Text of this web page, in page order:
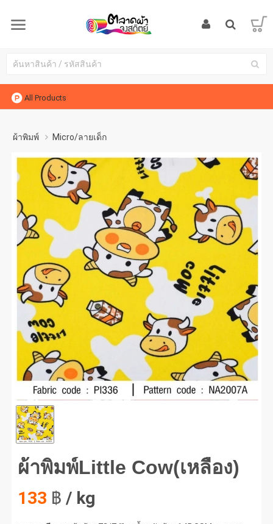
All Products
ผ้าพิมพ์ Micro/ลายเด็ก
พิมพ์Little Cow(เหลือง) #1
ผ้าพิมพ์Little Cow(เหลือง)
133 ฿ / kg